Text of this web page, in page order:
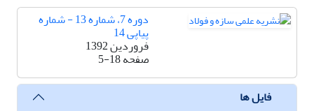
دوره 7، شماره 13 - شماره
پیاپی 14
فروردین 1392
صفحه5-18
فایل ها